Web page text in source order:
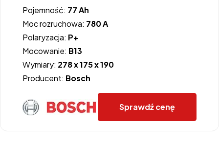
Pojemność: 77 Ah
Moc rozruchowa: 780 A
Polaryzacja: P+
Mocowanie: B13
Wymiary: 278 x 175 x 190
Producent: Bosch
Sprawdź cenę